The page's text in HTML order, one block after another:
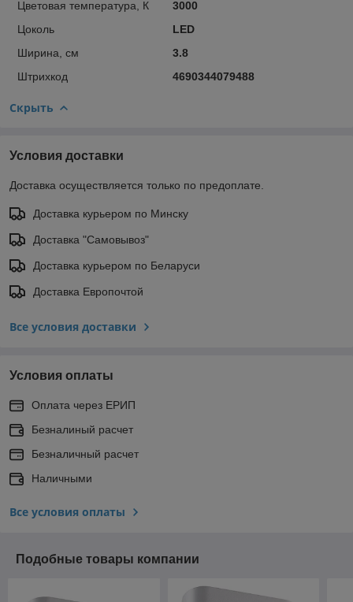
Цветовая температура, К
3000
Цоколь
LED
Ширина, см
3.8
Штрихкод
4690344079488
Скрыть
Условия доставки
Доставка осуществляется только по предоплате.
Доставка курьером по Минску
Доставка "Самовывоз"
Доставка курьером по Беларуси
Доставка Европочтой
Все условия доставки
Условия оплаты
Оплата через ЕРИП
Безналиный расчет
Безналичный расчет
Наличными
Все условия оплаты
Подобные товары компании